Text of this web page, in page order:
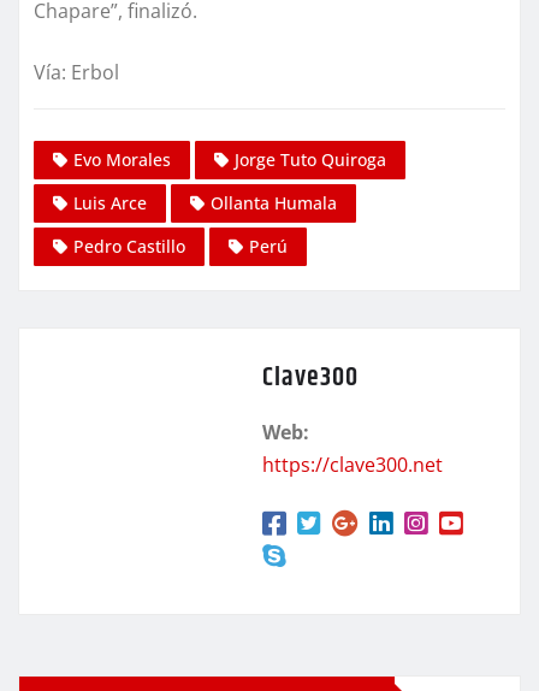
Chapare”, finalizó.
Vía: Erbol
Evo Morales
Jorge Tuto Quiroga
Luis Arce
Ollanta Humala
Pedro Castillo
Perú
Clave300
Web:
https://clave300.net